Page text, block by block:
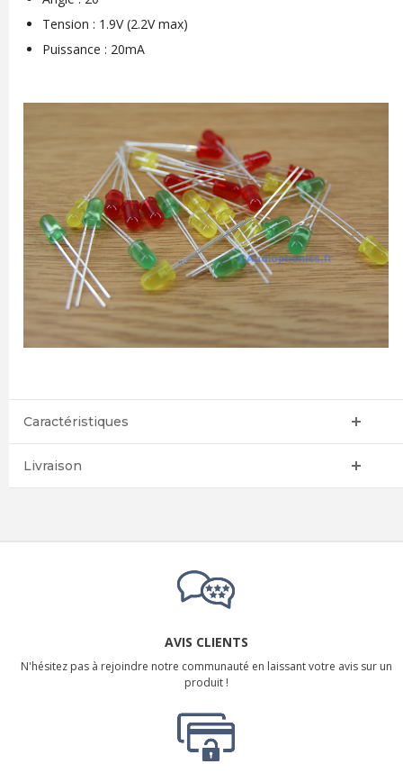
Tension : 1.9V (2.2V max)
Puissance : 20mA
Caractéristiques
Livraison
AVIS CLIENTS
N'hésitez pas à rejoindre notre communauté en laissant votre avis sur un
produit !